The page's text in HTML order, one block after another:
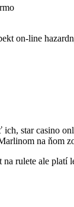
on-line
star casino
na ňom
rulete ale